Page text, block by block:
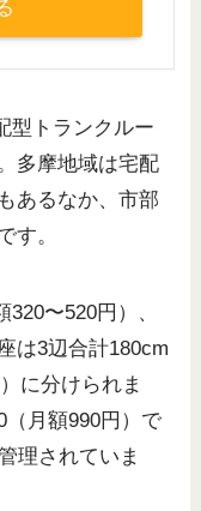
型トランクルー
多摩地域は宅配
あるなか、市部
す。
〜520円）、
は3辺合計180cm
に分けられま
月額990円）で
理されていま